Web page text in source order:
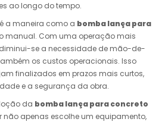
ao longo do tempo.
a maneira como a bomba lança para
manual. Com uma operação mais
se a necessidade de mão-de-
os custos operacionais. Isso
finalizados em prazos mais curtos,
e a segurança da obra.
da bomba lança para concreto
não apenas escolhe um equipamento,